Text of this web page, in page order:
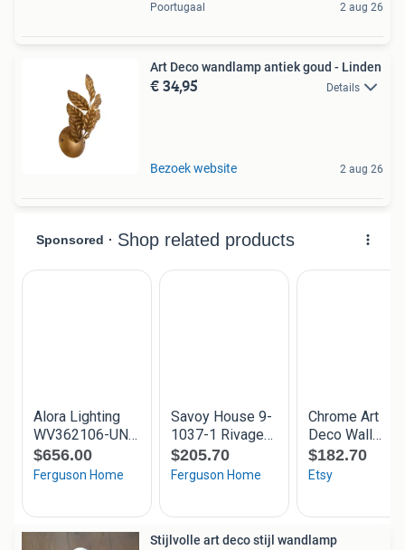
Poortugaal 2 aug 26
Art Deco wandlamp antiek goud - Linden
€ 34,95 Details
Bezoek website 2 aug 26
Stijlvolle art deco stijl wandlamp